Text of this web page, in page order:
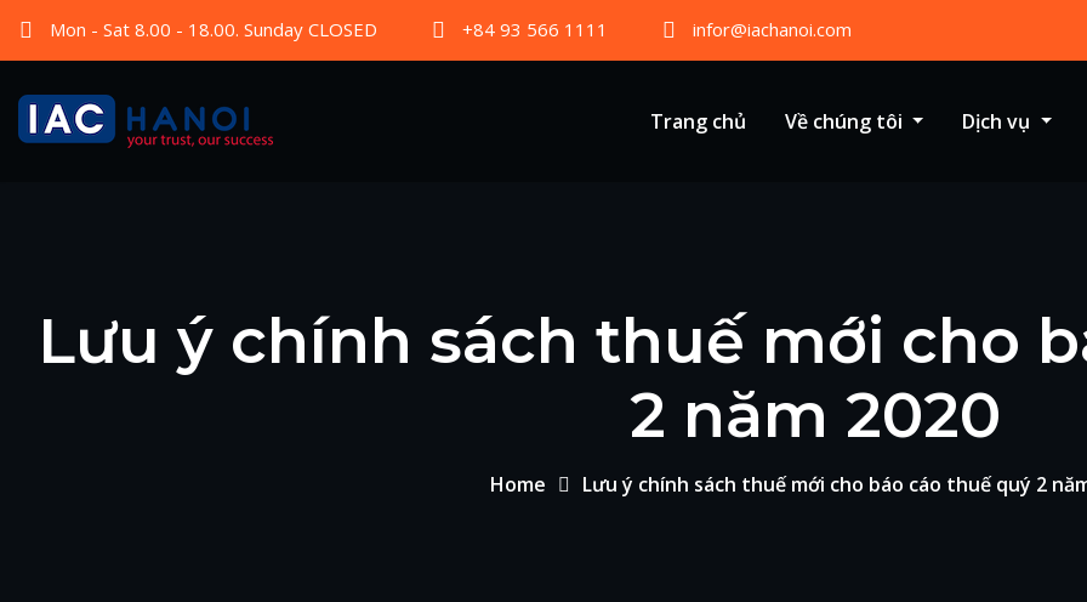
Mon - Sat 8.00 - 18.00. Sunday CLOSED +84 93 566 1111 infor@iachanoi.com
Trang chủ Về chúng tôi Dịch vụ
Lưu ý chính sách thuế mới cho
2 năm 2020
Home Lưu ý chính sách thuế mới cho báo cáo thuế quý 2